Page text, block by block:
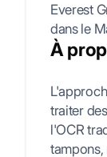
Everest
dans le
À
traiter
l'OCR
tampons,